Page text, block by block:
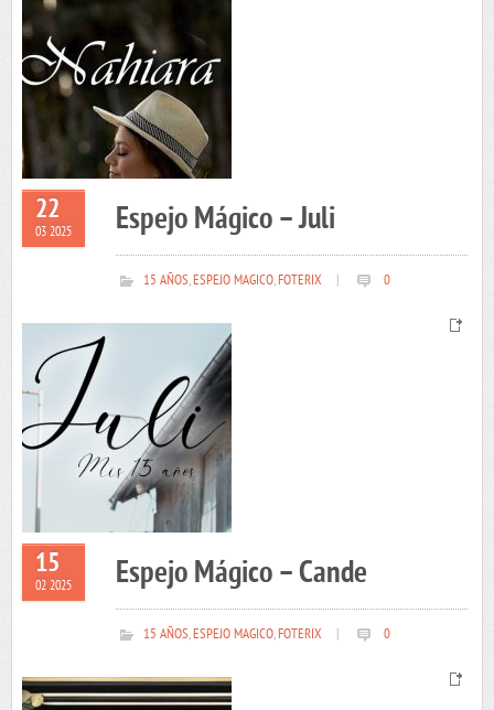
22
03 2025 Espejo Mágico – Juli
15 AÑOS,ESPEJO MAGICO,FOTERIX 0
15
02 2025 Espejo Mágico – Cande
15 AÑOS,ESPEJO MAGICO,FOTERIX 0